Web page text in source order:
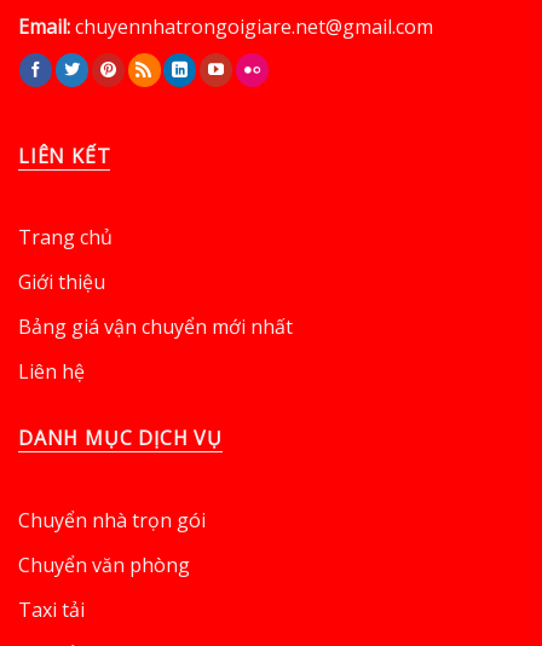
Email:chuyennhatrongoigiare.net@gmail.com
LIÊN KẾT
Trang chủ
Giới thiệu
Bảng giá vận chuyển mới nhất
Liên hệ
DANH MỤC DỊCH VỤ
Chuyển nhà trọn gói
Chuyển văn phòng
Taxi tải